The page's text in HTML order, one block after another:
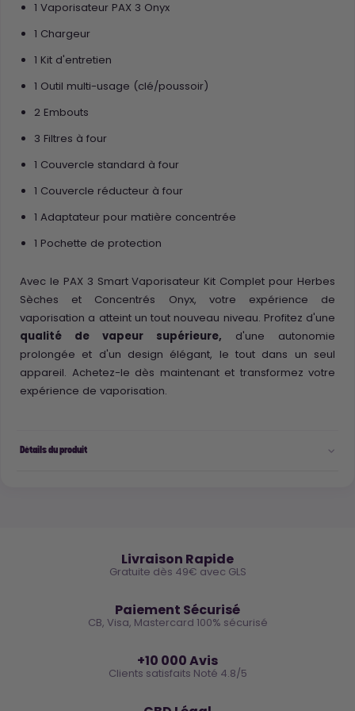
1 Vaporisateur PAX 3 Onyx
1 Chargeur
1 Kit d'entretien
1 Outil multi-usage (clé/poussoir)
2 Embouts
3 Filtres à four
1 Couvercle standard à four
1 Couvercle réducteur à four
1 Adaptateur pour matière concentrée
1 Pochette de protection
Avec le PAX 3 Smart Vaporisateur Kit Complet pour Herbes
Sèches et Concentrés Onyx, votre expérience de
vaporisation a atteint un tout nouveau niveau. Profitez d'une
qualité de vapeur supérieure, d'une autonomie
prolongée et d'un design élégant, le tout dans un seul
appareil. Achetez-le dès maintenant et transformez votre
expérience de vaporisation.
Détails du produit
Livraison Rapide
Gratuite dès 49€ avec GLS
Paiement Sécurisé
CB, Visa, Mastercard 100% sécurisé
+10 000 Avis
Clients satisfaits Noté 4.8/5